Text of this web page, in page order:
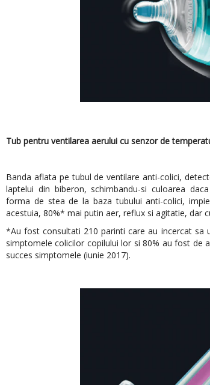
Tub pentru ventilarea aerului cu senzor de
Banda aflata pe tubul de ventilare anti-colici,
laptelui din biberon, schimbandu-si culoarea
forma de stea de la baza tubului anti-colici,
acestuia, 80%* mai putin aer, reflux si agitatie, dar
*Au fost consultati 210 parinti care au incercat sa
simptomele colicilor copilului lor si 80% au fost de
succes simptomele (iunie 2017).